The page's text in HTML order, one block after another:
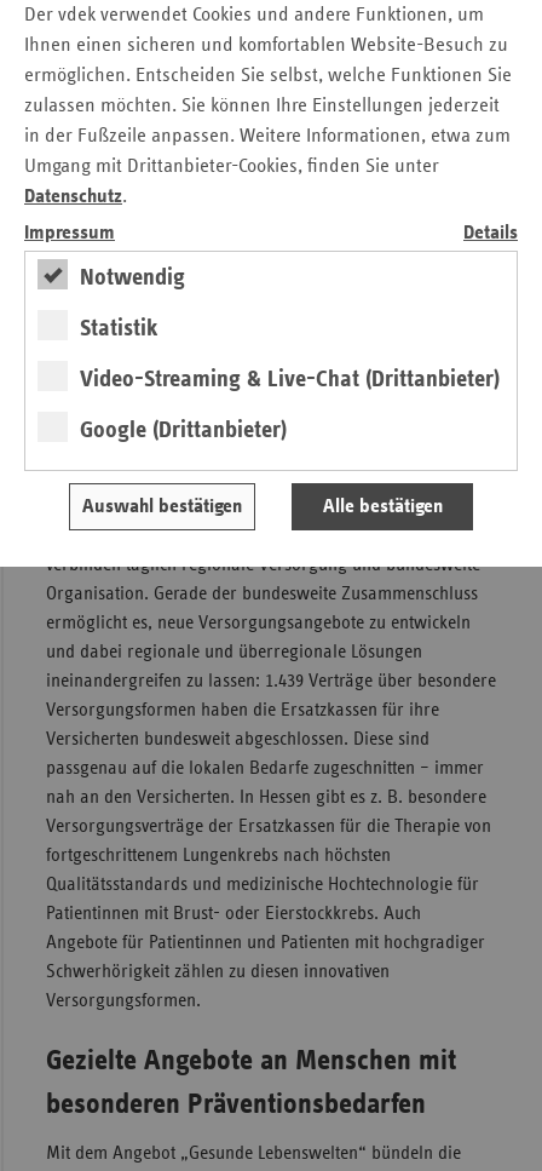
Der vdek verwendet Cookies und andere Funktionen, um
Ihnen einen sicheren und komfortablen Website-Besuch zu
ermöglichen. Entscheiden Sie selbst, welche Funktionen Sie
zulassen möchten. Sie können Ihre Einstellungen jederzeit
in der Fußzeile anpassen. Weitere Informationen, etwa zum
Umgang mit Drittanbieter-Cookies, finden Sie unter
Datenschutz.
Impressum
Details
Notwendig
Statistik
Video-Streaming & Live-Chat (Drittanbieter)
Google (Drittanbieter)
Auswahl bestätigen Alle bestätigen
Solidarprinzips ist“, betont Claudia Ackermann, Leiterin
der Landesvertretung des Ersatzkassenverbandes vdek. In
der GKV werden Menschen unabhängig von persönlichen
„Es freut uns, dass sich von den knapp 27.500 neuen
gesetzlich Krankenversicherten in Hessen fast die Hälfte für
eine der sechs Ersatzkassen entschieden hat. Diese positive
Entwicklung unterstreicht, dass die Ersatzkassen mit ihrer
Kompetenz, mit guten Versorgungs­konzepten und
überzeugten. Die Menschen vertrauen den Ersatzkassen
und fühlen sich hier gut aufgehoben“, ergänzt Ackermann.
Ersatzkassen sind #regionalstark
Die Ersatzkassen kennen die Bedarfe ihrer Versicherten vor
Ort und gestalten als stärkste Kassenart in Hessen die
Versorgung in den Regionen maßgeblich mit. Sie
verbinden täglich regionale Versorgung und bundes­weite
Organisation. Gerade der bundesweite Zusammenschluss
ermöglicht es, neue Versorgungsangebote zu entwickeln
und dabei regionale und überregionale Lösungen
ineinandergreifen zu lassen: 1.439 Verträge über besondere
Versorgungsformen haben die Ersatzkassen für ihre
Versicherten bundesweit abgeschlossen. Diese sind
passgenau auf die lokalen Bedarfe zugeschnitten – immer
nah an den Versicherten. In Hessen gibt es z. B. besondere
Versorgungsverträge der Ersatzkassen für die Therapie von
fortgeschrittenem Lungenkrebs nach höchsten
Qualitätsstandards und medizinische Hochtechnologie für
Patientinnen mit Brust- oder Eierstockkrebs. Auch
Angebote für Patientinnen und Patienten mit hochgradiger
Schwerhörigkeit zählen zu diesen innovativen
Versorgungsformen.
Gezielte Angebote an Menschen mit
besonderen Präventionsbedarfen
Mit dem Angebot „Gesunde Lebenswelten“ bündeln die